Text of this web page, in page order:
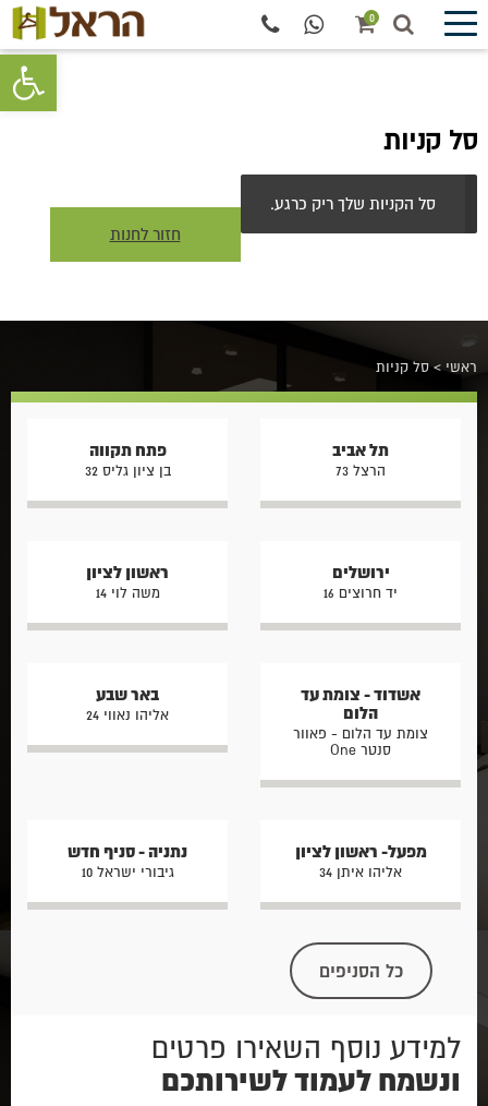
פתח
0
סל קניות
סל הקניות שלך ריק כרגע.
חזור לחנות
ראשי >סל קניות
תל אביב
הרצל 73
פתח תקווה
בן ציון גליס 32
ירושלים
יד חרוצים 16
ראשון לציון
משה לוי 14
אשדוד - צומת עד
הלום
צומת עד הלום - פאוור
סנטר One
באר שבע
אליהו נאווי 24
מפעל- ראשון לציון
אליהו איתן 34
נתניה - סניף חדש
גיבורי ישראל 10
כל הסניפים
למידע נוסף השאירו פרטים
ונשמח לעמוד לשירותכם